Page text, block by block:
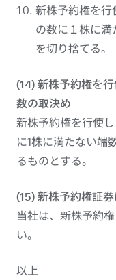
新株予約権を行
の数に１株に
を切り捨てる。
(14) 新株予約権を
数の取決め
新株予約権を行使
に1株に満たない端
るものとする。
(15) 新株予約権証
当社は、新株予約
い。
以上